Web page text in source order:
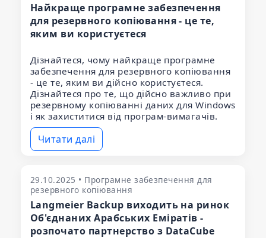
Найкраще програмне забезпечення
для резервного копіювання - це те,
яким ви користуєтеся
Дізнайтеся, чому найкраще програмне
забезпечення для резервного копіювання
- це те, яким ви дійсно користуєтеся.
Дізнайтеся про те, що дійсно важливо при
резервному копіюванні даних для Windows
і як захиститися від програм-вимагачів.
Читати далі
29.10.2025 • Програмне забезпечення для
резервного копіювання
Langmeier Backup виходить на ринок
Об'єднаних Арабських Еміратів -
розпочато партнерство з DataCube